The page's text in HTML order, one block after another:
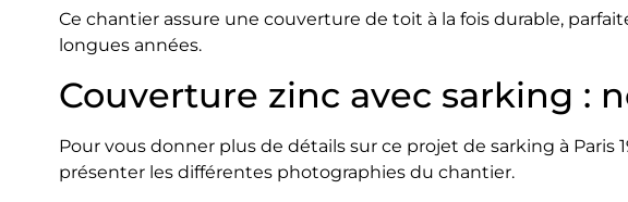
Ce chantier assure une couverture de toit à la fois durable,
longues années.
Couverture zinc avec sarking :
Pour vous donner plus de détails sur ce projet de sarking à Paris
présenter les différentes photographies du chantier.